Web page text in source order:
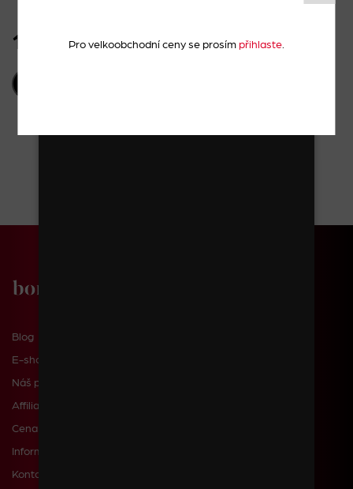
Pro velkoobchodní ceny se prosímpřihlaste
120 Kč vč. DPH
Blog
E-shop
Náš příběh
Affiliate
Cena dopravy a poštovného
Informace pro zákazníky
Kontakty